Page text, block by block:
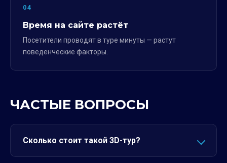
04
Время на сайте растёт
Посетители проводят в туре минуты — растут
поведенческие факторы.
ЧАСТЫЕ ВОПРОСЫ
Сколько стоит такой 3D-тур?